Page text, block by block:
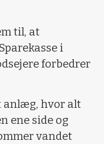
til, at
i
forbedrer
anlæg, hvor alt
ene side og
vandet